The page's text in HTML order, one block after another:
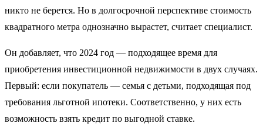
никто не берется. Но в долгосрочной перспективе стоимость
квадратного метра однозначно вырастет, считает специалист.
Он добавляет, что 2024 год — подходящее время для
приобретения инвестиционной недвижимости в двух случаях.
Первый: если покупатель — семья с детьми, подходящая под
требования льготной ипотеки. Соответственно, у них есть
возможность взять кредит по выгодной ставке.